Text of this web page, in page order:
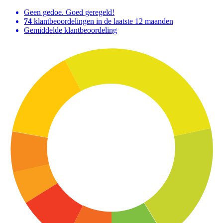
Geen gedoe. Goed geregeld!
74 klantbeoordelingen in de laatste 12 maanden
Gemiddelde klantbeoordeling